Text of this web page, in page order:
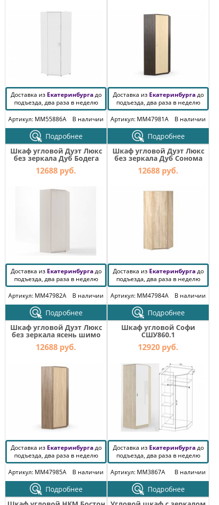
Доставка из Екатеринбургадо
подъезда, два раза в неделю
Артикул: MM55886A
В наличии
Подробнее
Доставка из Екатеринбургадо
подъезда, два раза в неделю
Артикул: MM47981A
В наличии
Подробнее
Шкаф угловой Дуэт Люкс
без зеркала Дуб Бодега
12688 руб.
Доставка из Екатеринбургадо
подъезда, два раза в неделю
Артикул: MM47982A
В наличии
Подробнее
Шкаф угловой Дуэт Люкс
без зеркала Дуб Сонома
12688 руб.
Доставка из Екатеринбургадо
подъезда, два раза в неделю
Артикул: MM47984A
В наличии
Подробнее
Шкаф угловой Дуэт Люкс
без зеркала ясень шимо
12688 руб.
Доставка из Екатеринбургадо
подъезда, два раза в неделю
Артикул: MM47985A
В наличии
Подробнее
Шкаф угловой Софи
СШУ860.1
12920 руб.
Доставка из Екатеринбургадо
подъезда, два раза в неделю
Артикул: MM3867A
В наличии
Подробнее